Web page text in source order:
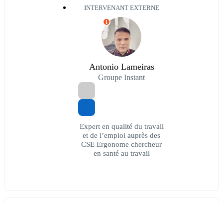
INTERVENANT EXTERNE
I
Antonio Lameiras
Groupe Instant
Expert en qualité du travail
et de l’emploi auprès des
CSE Ergonome chercheur
en santé au travail